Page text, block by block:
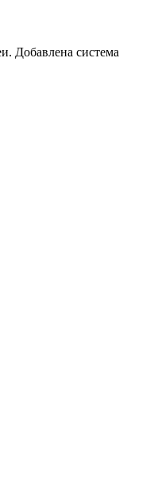
Добавлена система